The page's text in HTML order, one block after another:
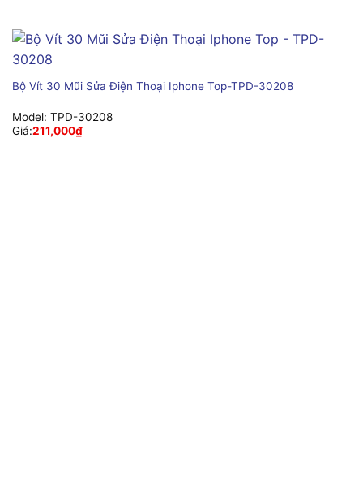
Bộ Vít 30 Mũi Sửa Điện Thoại Iphone Top-TPD-30208
Model: TPD-30208
Giá:211,000₫